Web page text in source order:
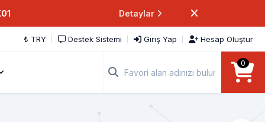
Detaylar
₺ TRY Destek Sistemi Giriş Yap Hesap Oluştur
0